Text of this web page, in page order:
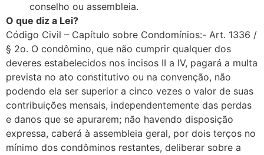
conselho ou assembleia.
O que diz a Lei?
Código Civil – Capítulo sobre Condomínios:- Art. 1336 /
§ 2o. O condômino, que não cumprir qualquer dos
deveres estabelecidos nos incisos II a IV, pagará a multa
prevista no ato constitutivo ou na convenção, não
podendo ela ser superior a cinco vezes o valor de suas
contribuições mensais, independentemente das perdas
e danos que se apurarem; não havendo disposição
expressa, caberá à assembleia geral, por dois terços no
mínimo dos condôminos restantes, deliberar sobre a